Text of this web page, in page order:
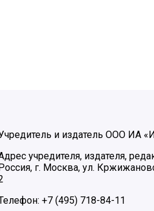
и издатель ООО ИА
учредителя, издателя,
г. Москва, ул.
+7 (495) 718-84-11